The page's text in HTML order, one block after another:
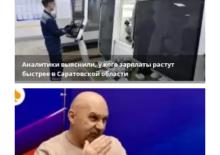
Аналитики выяснили, у кого зарплаты растут
быстрее в Саратовской области